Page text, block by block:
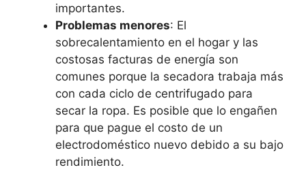
importantes.
Problemas menores: El
sobrecalentamiento en el hogar y las
costosas facturas de energía son
comunes porque la secadora trabaja más
con cada ciclo de centrifugado para
secar la ropa. Es posible que lo engañen
para que pague el costo de un
electrodoméstico nuevo debido a su bajo
rendimiento.